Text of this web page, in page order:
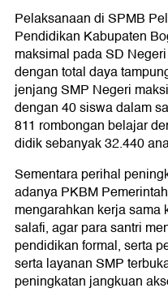
Pelaksanaan di SPMB
Pendidikan Kabupaten
maksimal pada SD
dengan total daya
jenjang SMP Negeri
dengan 40 siswa dalam
811 rombongan belajar
didik sebanyak 32.440
Sementara perihal
adanya PKBM
mengarahkan kerja sama
salafi, agar para santri
pendidikan formal, serta
serta layanan SMP
peningkatan jangkuan